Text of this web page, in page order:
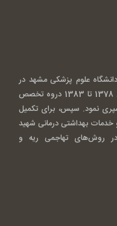
علوم پزشکی مشهد در
سال 1372 به پایان رساند و بین سال‌های 1378 تا 1383 دروه تخصص
نمود. سپس، برای تکمیل
بهداشتی درمانی شهید
تهاجمی ریه و